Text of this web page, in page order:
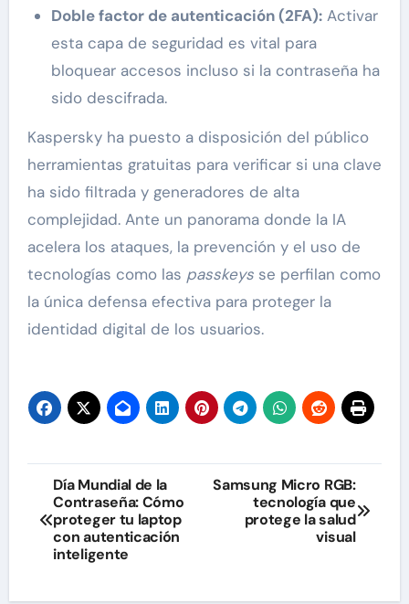
Doble factor de autenticación (2FA):Activar
esta capa de seguridad es vital para
bloquear accesos incluso si la contraseña ha
sido descifrada.
Kaspersky ha puesto a disposición del público
herramientas gratuitas para verificar si una clave
ha sido filtrada y generadores de alta
complejidad. Ante un panorama donde la IA
acelera los ataques, la prevención y el uso de
tecnologías como las passkeysse perfilan como
la única defensa efectiva para proteger la
identidad digital de los usuarios.
Navegación
de
entradas
Día Mundial de la
Contraseña: Cómo
proteger tu laptop
con autenticación
inteligente
Samsung Micro RGB:
tecnología que
protege la salud
visual